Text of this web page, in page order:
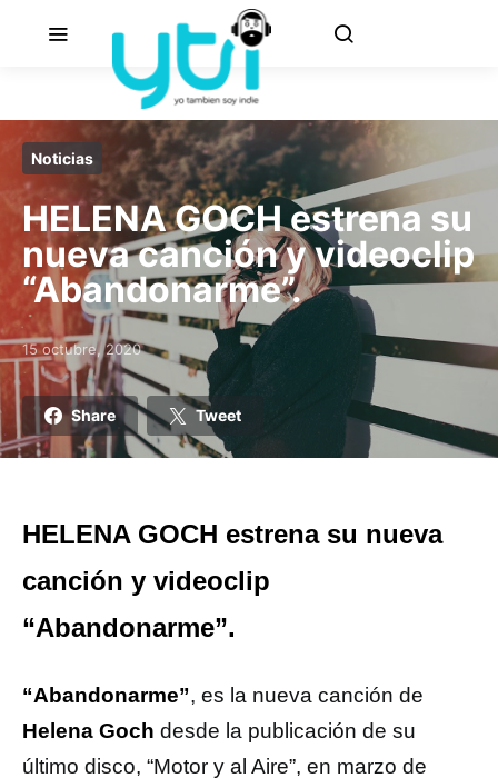
Noticias
HELENA GOCH estrena su
nueva canción y videoclip
“Abandonarme”.
Posted on
15 octubre, 2020
Share Tweet
HELENA GOCH estrena su nueva
canción y videoclip
“Abandonarme”.
“Abandonarme”, es la nueva canción de
Helena Goch desde la publicación de su
último disco, “Motor y al Aire”, en marzo de